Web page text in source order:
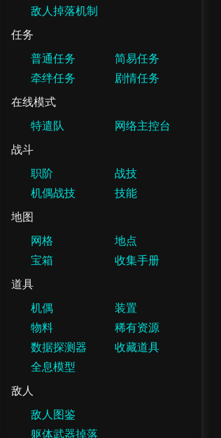
敌人掉落机制
任务
普通任务
简易任务
牵绊任务
剧情任务
在线模式
特遣队
网络主控台
战斗
职阶
战技
机偶战技
技能
地图
网格
地点
宝箱
收集手册
道具
机偶
装置
物料
稀有资源
数据探测器
收藏道具
全息模型
敌人
敌人图鉴
躯体武器掉落